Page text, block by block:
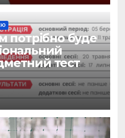
потрібно буде
тест